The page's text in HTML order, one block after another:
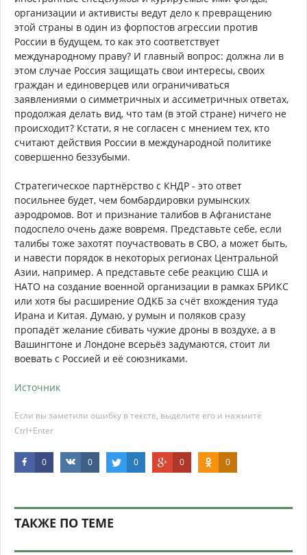
организации и активисты ведут дело к превращению
этой страны в один из форпостов агрессии против
России в будущем, то как это соответствует
международному праву? И главный вопрос: должна ли в
этом случае Россия защищать свои интересы, своих
граждан и единоверцев или ограничиваться
заявлениями о симметричных и ассиметричных ответах,
продолжая делать вид, что там (в этой стране) ничего не
происходит? Кстати, я не согласен с мнением тех, кто
считают действия России в международной политике
совершенно беззубыми.
Стратегическое партнёрство с КНДР - это ответ
посильнее будет, чем бомбардировки румынских
аэродромов. Вот и признание талибов в Афганистане
подоспело очень даже вовремя. Представьте себе, если
талибы тоже захотят поучаствовать в СВО, а может быть,
и навести порядок в некоторых регионах Центральной
Азии, например. А представьте себе реакцию США и
НАТО на создание военной организации в рамках БРИКС
или хотя бы расширение ОДКБ за счёт вхождения туда
Ирана и Китая. Думаю, у румын и поляков сразу
пропадёт желание сбивать чужие дроны в воздухе, а в
Вашингтоне и Лондоне всерьёз задумаются, стоит ли
воевать с Россией и её союзниками.
Источник
Если вы заметили ошибку в тексте, выделите его и нажмите
Ctrl+Enter
0 0 0 0 0
ТАКЖЕ ПО ТЕМЕ